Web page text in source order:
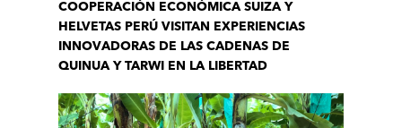
COOPERACIÓN ECONÓMICA SUIZA Y
HELVETAS PERÚ VISITAN EXPERIENCIAS
INNOVADORAS DE LAS CADENAS DE
QUINUA Y TARWI EN LA LIBERTAD